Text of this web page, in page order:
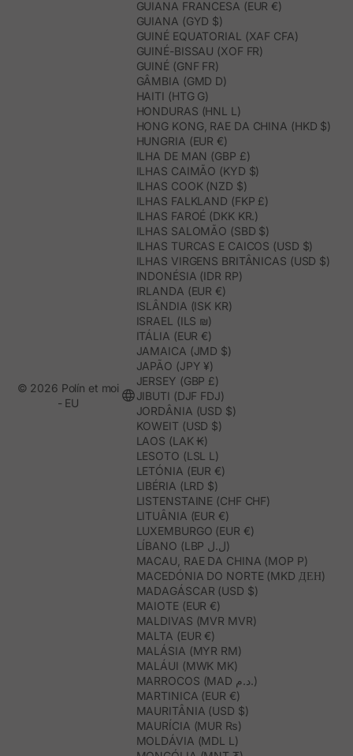
GUIANA FRANCESA (EUR €)
GUIANA (GYD $)
GUINÉ EQUATORIAL (XAF CFA)
GUINÉ-BISSAU (XOF FR)
GUINÉ (GNF FR)
GÂMBIA (GMD D)
HAITI (HTG G)
HONDURAS (HNL L)
HONG KONG, RAE DA CHINA (HKD $)
HUNGRIA (EUR €)
ILHA DE MAN (GBP £)
ILHAS CAIMÃO (KYD $)
ILHAS COOK (NZD $)
ILHAS FALKLAND (FKP £)
ILHAS FAROÉ (DKK KR.)
ILHAS SALOMÃO (SBD $)
ILHAS TURCAS E CAICOS (USD $)
ILHAS VIRGENS BRITÂNICAS (USD $)
INDONÉSIA (IDR RP)
IRLANDA (EUR €)
ISLÂNDIA (ISK KR)
ISRAEL (ILS ₪)
ITÁLIA (EUR €)
JAMAICA (JMD $)
JAPÃO (JPY ¥)
JERSEY (GBP £)
JIBUTI (DJF FDJ)
JORDÂNIA (USD $)
KOWEIT (USD $)
LAOS (LAK ₭)
LESOTO (LSL L)
LETÓNIA (EUR €)
LIBÉRIA (LRD $)
LISTENSTAINE (CHF CHF)
LITUÂNIA (EUR €)
LUXEMBURGO (EUR €)
LÍBANO (LBP ل.ل)
MACAU, RAE DA CHINA (MOP P)
MACEDÓNIA DO NORTE (MKD ДЕН)
MADAGÁSCAR (USD $)
MAIOTE (EUR €)
MALDIVAS (MVR MVR)
MALTA (EUR €)
MALÁSIA (MYR RM)
MALÁUI (MWK MK)
MARROCOS (MAD د.م.)
MARTINICA (EUR €)
MAURITÂNIA (USD $)
MAURÍCIA (MUR ₨)
MOLDÁVIA (MDL L)
© 2026 Polín et moi
- EU